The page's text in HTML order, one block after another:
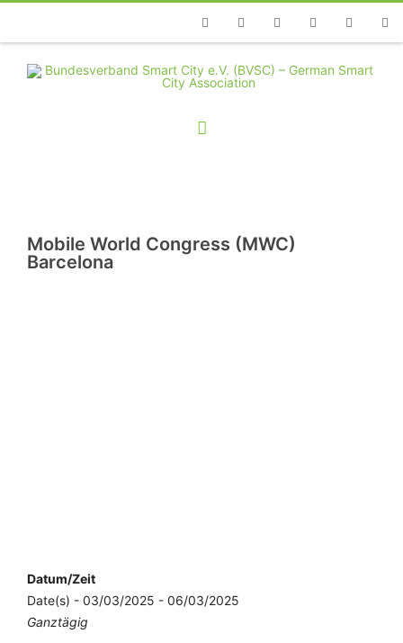
TelefonFacebookTwitterYoutubeInstagramLinkedin
Mobile World Congress (MWC)
Barcelona
Datum/Zeit
Date(s) - 03/03/2025 - 06/03/2025
Ganztägig